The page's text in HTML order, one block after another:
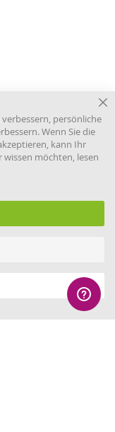
persönliche
Wenn Sie die
kann Ihr
möchten, lesen